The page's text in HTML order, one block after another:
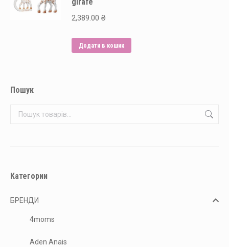
girafe
2,389.00 ₴
Додати в кошик
Пошук
Категории
БРЕНДИ
4moms
Aden Anais